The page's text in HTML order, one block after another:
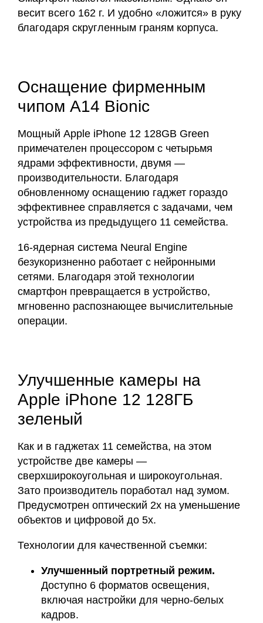
весит всего 162 г. И удобно «ложится» в руку
благодаря скругленным граням корпуса.
Оснащение фирменным
чипом A14 Bionic
Мощный Apple iPhone 12 128GB Green
примечателен процессором с четырьмя
ядрами эффективности, двумя —
производительности. Благодаря
обновленному оснащению гаджет гораздо
эффективнее справляется с задачами, чем
устройства из предыдущего 11 семейства.
16-ядерная система Neural Engine
безукоризненно работает с нейронными
сетями. Благодаря этой технологии
смартфон превращается в устройство,
мгновенно распознающее вычислительные
операции.
Улучшенные камеры на
Apple iPhone 12 128ГБ
зеленый
Как и в гаджетах 11 семейства, на этом
устройстве две камеры —
сверхширокоугольная и широкоугольная.
Зато производитель поработал над зумом.
Предусмотрен оптический 2х на уменьшение
объектов и цифровой до 5х.
Технологии для качественной съемки:
Улучшенный портретный режим.
Доступно 6 форматов освещения,
включая настройки для черно-белых
кадров.